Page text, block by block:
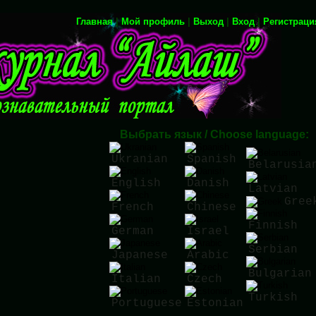
Главная| Мой профиль| Выход| Вход|
Выбрать язык / Choose language:
Ukranian
English
French
German
Japanese
Italian
Portuguese
Spanish
Danish
Chinese
Israel
Arabic
Czech
Estonian
Latvian
Finnish
Serbian
Bulgarian
Turkish